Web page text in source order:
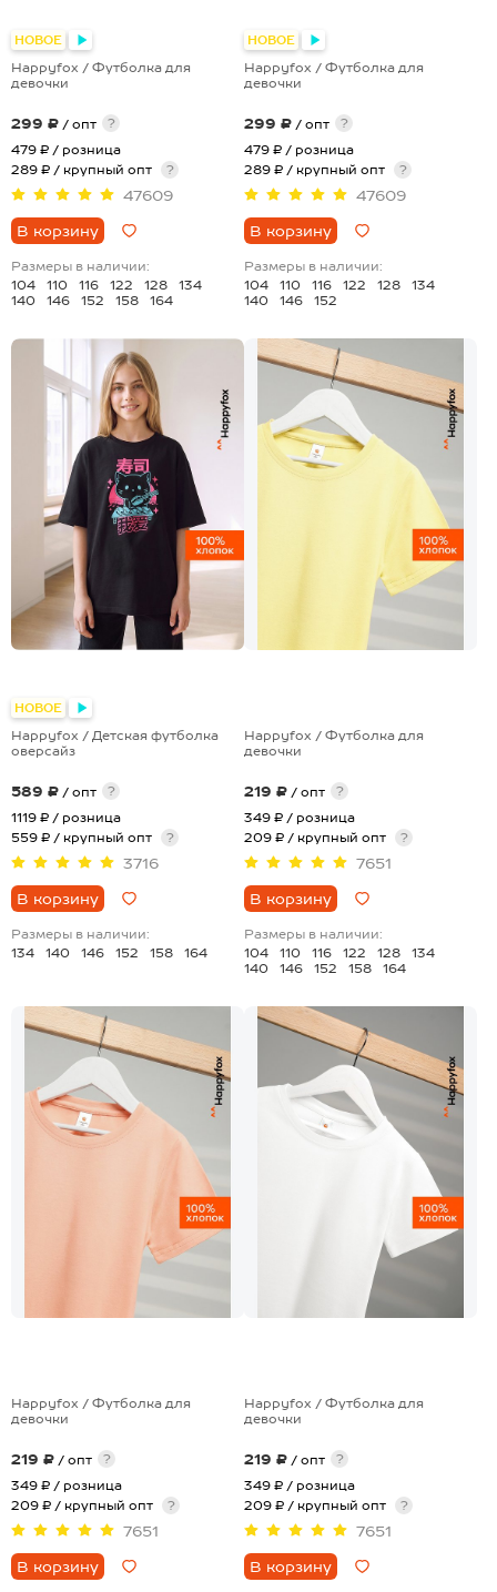
НОВОЕ
Happyfox / Футболка для
девочки
299 ₽ / опт
?
479 ₽ / розница
289 ₽ / крупный опт
?
47609
В корзину
Размеры в наличии:
104
110 116 122 128
134
140
146 152 158 164
НОВОЕ
Happyfox / Футболка для
девочки
299 ₽ / опт
?
479 ₽ / розница
289 ₽ / крупный опт
?
47609
В корзину
Размеры в наличии:
104
110 116 122 128
134
140
146 152
НОВОЕ
Happyfox / Детская футболка
оверсайз
589 ₽ / опт
?
1119 ₽ / розница
559 ₽ / крупный опт
?
3716
В корзину
Размеры в наличии:
134
140 146 152 158 164
Happyfox / Футболка для
девочки
219 ₽ / опт
?
349 ₽ / розница
209 ₽ / крупный опт
?
7651
В корзину
Размеры в наличии:
104
110 116 122 128
134
140
146 152 158 164
Happyfox / Футболка для
девочки
219 ₽ / опт
?
349 ₽ / розница
209 ₽ / крупный опт
?
7651
В корзину
Happyfox / Футболка для
девочки
219 ₽ / опт
?
349 ₽ / розница
209 ₽ / крупный опт
?
7651
В корзину